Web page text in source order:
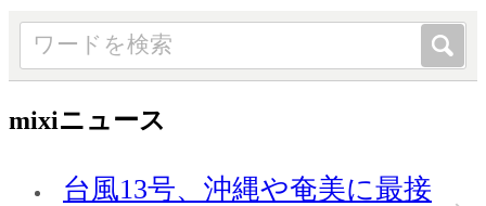
mixiニュース
台風13号、沖縄や奄美に最接